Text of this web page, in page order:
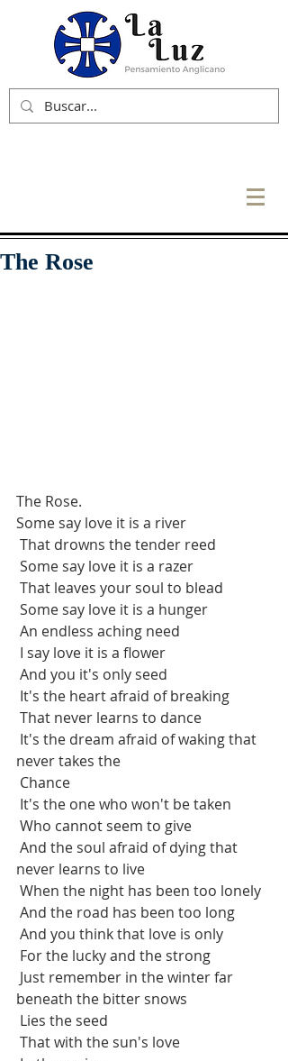
The Rose
The Rose.
Some say love it is a river
That drowns the tender reed
Some say love it is a razer
That leaves your soul to blead
Some say love it is a hunger
An endless aching need
I say love it is a flower
And you it's only seed
It's the heart afraid of breaking
That never learns to dance
never takes the
Chance
It's the one who won't be taken
Who cannot seem to give
never learns to live
When the night has been too lonely
And the road has been too long
And you think that love is only
For the lucky and the strong
beneath the bitter snows
Lies the seed
That with the sun's love